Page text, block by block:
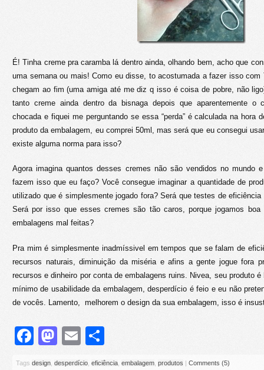
É! Tinha creme pra caramba lá dentro ainda, olhando bem, acho que
uma semana ou mais! Como eu disse, to acostumada a fazer isso com
chegam ao fim (uma amiga até me diz q isso é coisa de pobre, não
tanto creme ainda dentro da bisnaga depois que aparentemente o
chocada e fiquei me perguntando se essa “perda” é calculada na hora
produto da embalagem, eu comprei 50ml, mas será que eu consegui
existe alguma norma para isso?
Agora imagina quantos desses cremes não são vendidos no mundo
fazem isso que eu faço? Você consegue imaginar a quantidade de
utilizado que é simplesmente jogado fora? Será que testes de
Será por isso que esses cremes são tão caros, porque jogamos
embalagens mal feitas?
Pra mim é simplesmente inadmíssivel em tempos que se falam de
recursos naturais, diminuição da miséria e afins a gente jogue fora
recursos e dinheiro por conta de embalagens ruins. Nivea, seu produto
mínimo de usabilidade da embalagem, desperdício é feio e eu não
de vocês. Lamento, melhorem o design da sua embalagem, isso é
Facebook
Mastodon
Email
Tags design desperdício eficiência embalagem produtos | Comments (5)